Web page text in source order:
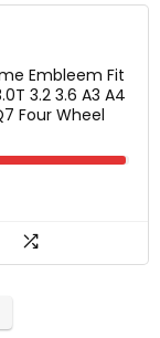
Embleem Fit
3.2 3.6 A3 A4
Four Wheel